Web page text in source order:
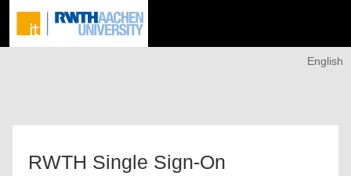
English
RWTH Single Sign-On